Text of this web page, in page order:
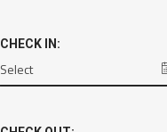
CHECK IN: